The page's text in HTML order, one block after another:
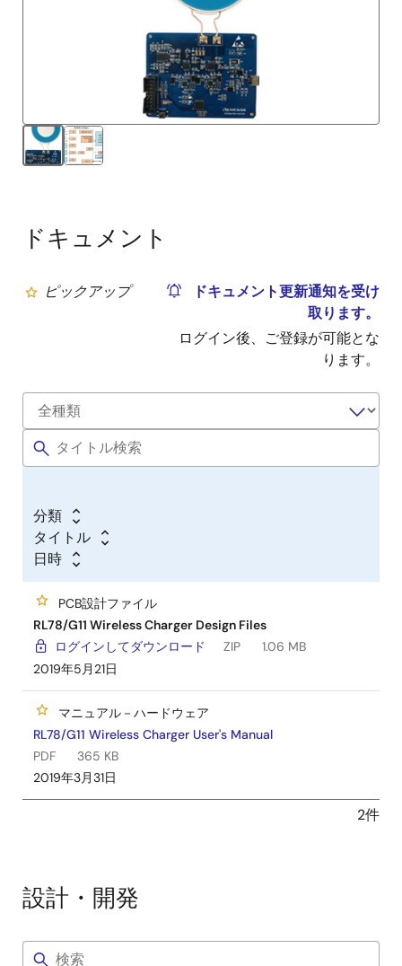
CORPORATION AND ITS SUBSIDIARIES (collectively, “Renesas”)
DISCLAIM ALL WARRANTIES, INCLUDING WITHOUT
LIMITATION, FITNESS FOR A PARTICULAR PURPOSE AND
MERCHANTABILITY. Renesas provides evaluation platforms
and design proposals to help our customers to develop
products. However, factors beyond Renesas' control,
including without limitation, component variations,
temperature changes and PCB layout, could significantly
affect the product performance. It is the user’s responsibility
ドキュメント
ピックアップ
ドキュメント更新通知を受け
取ります。
ログイン後、ご登録が可能とな
ります。
分類
タイトル
日時
PCB設計ファイル
RL78/G11 Wireless Charger Design Files
ログインしてダウンロード
ZIP
1.06 MB
2019年5月21日
マニュアル－ハードウェア
RL78/G11 Wireless Charger User's Manual
PDF
365 KB
2019年3月31日
2件
設計・開発
フ